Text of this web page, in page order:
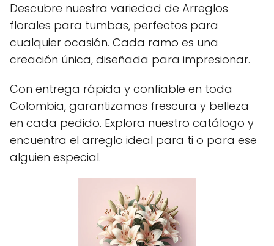
Descubre nuestra variedad de Arreglos
florales para tumbas, perfectos para
cualquier ocasión. Cada ramo es una
creación única, diseñada para impresionar.
Con entrega rápida y confiable en toda
Colombia, garantizamos frescura y belleza
en cada pedido. Explora nuestro catálogo y
encuentra el arreglo ideal para ti o para ese
alguien especial.